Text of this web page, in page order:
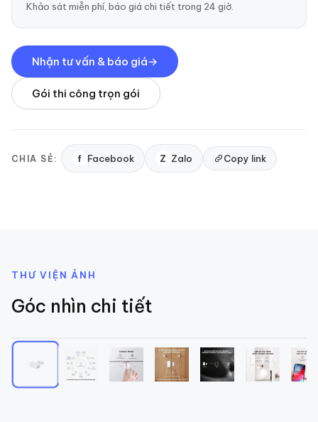
Khảo sát miễn phí, báo giá chi tiết trong 24 giờ.
Nhận tư vấn & báo giá
Gói thi công trọn gói
CHIA SẺ: f Facebook Z Zalo Copy link
THƯ VIỆN ẢNH
Góc nhìn chi tiết
1